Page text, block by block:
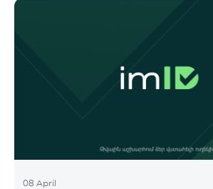
ՀԱԹ 09:00-20:00 09:00-17:00 Երևան Ազատություն
09:00-19:00 09:00-17:00 Երևան Կոմիտաս 1 09:00-
08 April